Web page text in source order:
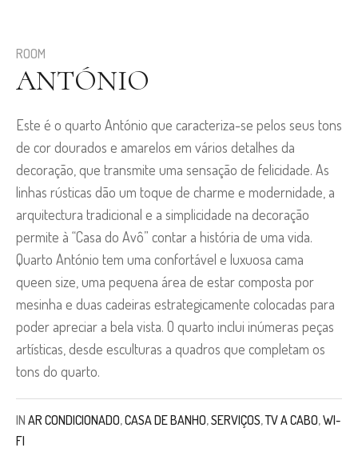
ROOM
ANTÓNIO
Este é o quarto António que caracteriza-se pelos seus tons
de cor dourados e amarelos em vários detalhes da
decoração, que transmite uma sensação de felicidade. As
linhas rústicas dão um toque de charme e modernidade, a
arquitectura tradicional e a simplicidade na decoração
permite à “Casa do Avô” contar a história de uma vida.
Quarto António tem uma confortável e luxuosa cama
queen size, uma pequena área de estar composta por
mesinha e duas cadeiras estrategicamente colocadas para
poder apreciar a bela vista. O quarto inclui inúmeras peças
artísticas, desde esculturas a quadros que completam os
tons do quarto.
IN AR CONDICIONADO,CASA DE BANHO,SERVIÇOS,TV A CABO,WI-
FI